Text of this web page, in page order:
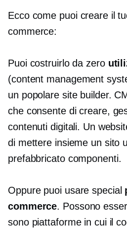
Ecco come puoi creare il
commerce:
Puoi costruirlo da zero
(content management
un popolare site builder.
che consente di creare,
contenuti digitali. Un
di mettere insieme un sito
prefabbricatocomponenti.
Oppure puoi usare special
commerce. Possono
sono piattaforme in cui il